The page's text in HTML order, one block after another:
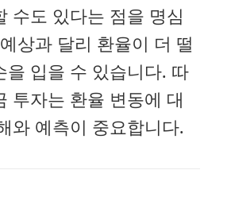
수도 있다는 점을 명심
상과 달리 환율이 더 떨
을 입을 수 있습니다. 따
투자는 환율 변동에 대
와 예측이 중요합니다.